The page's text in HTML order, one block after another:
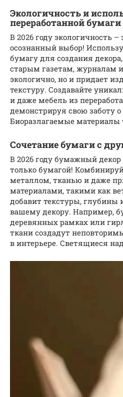
Экологичность и
переработанной бумаги
В 2026 году экологичность –
осознанный выбор!
бумагу для создания
старым газетам, журналам
экологично, но и придает
текстуру. Создавайте
и даже мебель из
демонстрируя свою заботу о
Биоразлагаемые материалы
Сочетание бумаги с
В 2026 году бумажный декор
только бумагой!
металлом, тканью и даже
материалами, такими как
добавит текстуры, глубины
вашему декору. Например,
деревянных рамках или
ткани создадут
в интерьере. Светящиеся